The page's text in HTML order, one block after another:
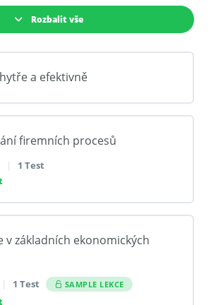
Rozbalit vše
a efektivně
firemních procesů
| 1 Test
0/13 Steps
organizace v oblasti BOZP a PO vůči
v základních ekonomických
| 1 Test SAMPLE LEKCE